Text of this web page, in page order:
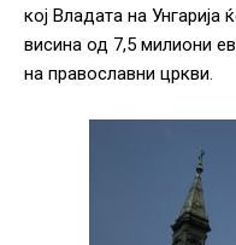
кој Владата на
висина од 7,5 милиони
на православни цркви.